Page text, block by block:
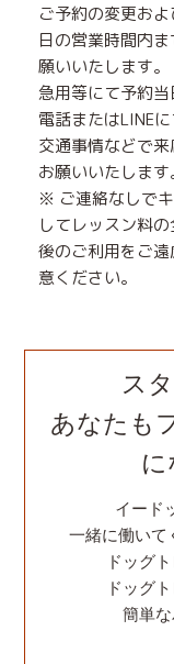
ご予約の変更お
日の営業時間内
願いいたします。
急用等にて予約
電話またはLINE
交通事情などで
お願いいたします
※ ご連絡なしで
してレッスン料
後のご利用をご
意ください。
ス
あなたも
に
イード
一緒に働いて
ドッグ
ドッグ
簡単